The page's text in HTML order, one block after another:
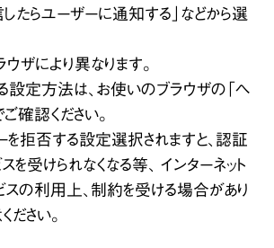
したらユーザーに通知する」などから選
ザにより異なります。
設定方法は、お使いのブラウザの「ヘ
確認ください。
を拒否する設定選択されますと、認証
を受けられなくなる等、 インターネット
スの利用上、制約を受ける場合があり
ださい。